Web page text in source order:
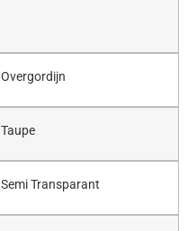
Overgordijn
Taupe
Semi Transparant